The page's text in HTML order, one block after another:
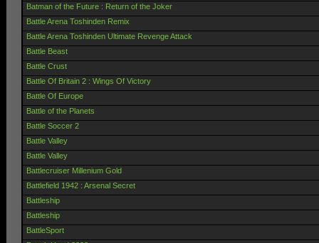
Batman of the Future : Return of the Joker
Battle Arena Toshinden Remix
Battle Arena Toshinden Ultimate Revenge Attack
Battle Beast
Battle Crust
Battle Of Britain 2 : Wings Of Victory
Battle Of Europe
Battle of the Planets
Battle Soccer 2
Battle Valley
Battle Valley
Battlecruiser Millenium Gold
Battlefield 1942 : Arsenal Secret
Battleship
Battleship
BattleSport